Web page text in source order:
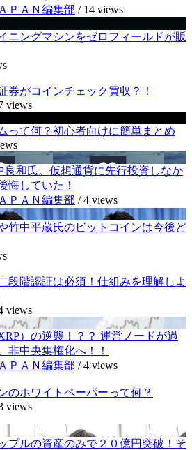
ＰＡＮ編集部 / 14 views
ニングマシンをゼロフィールドが販
券がコインチェック買収？！
views
って何？初心者向けに簡単まとめ
良和氏。仮想通貨に先行投資しなか
悔していた！
ＰＡＮ編集部 /4 views
竹中平蔵氏のビットコインは今後ど
段階認証は必須！仕組みを理解しよ
views
）の逆襲！？？ 運営ノードが過
非中央集権化へ！！
ＰＡＮ編集部 /4 views
のホワイトペーパーって何？
views
プルの資産のみで２０億円突破！そ